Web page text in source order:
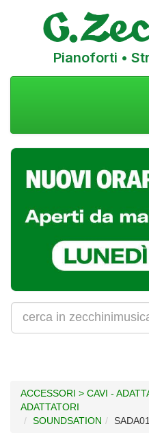
Pianoforti •
ACCESSORI > CAVI -
ADATTATORI
SOUNDSATION